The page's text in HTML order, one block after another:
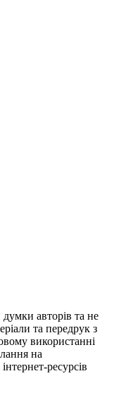
авторів та не
та передрук з
використанні
на
ресурсів